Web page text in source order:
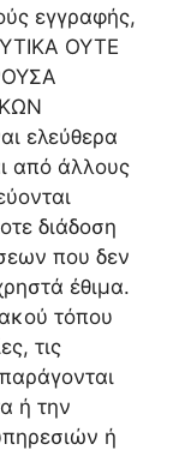
εγγραφής,
ΟΥΤΕ
ελεύθερα
από άλλους
διάδοση
που δεν
έθιμα.
τόπου
τις
ή την
ή